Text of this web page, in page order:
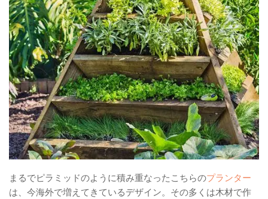
まるでピラミッドのように積み重なったこちらのプランター
は、今海外で増えてきているデザイン。その多くは木材で作